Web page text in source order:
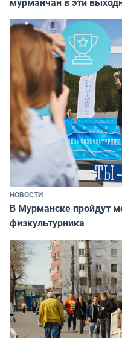
НОВОСТИ
В Мурманске пройдут
физкультурника